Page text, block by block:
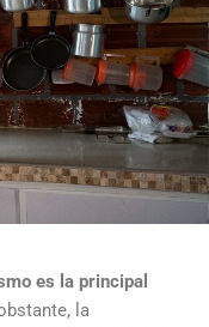
es la principal
la